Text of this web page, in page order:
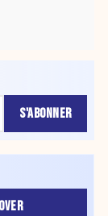
S'ABONNER